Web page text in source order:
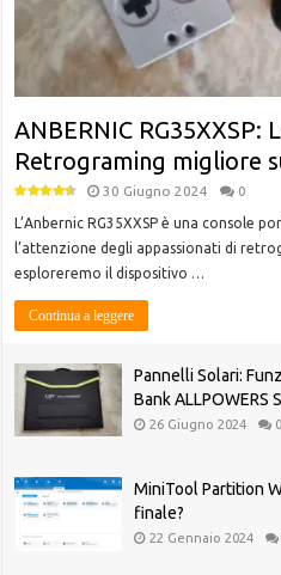
ANBERNIC
Retrograming migliore
30 Giugno 2024 0
L’Anbernic RG35XXSP è una console
l’attenzione degli appassionati di
esploreremo il dispositivo …
Continua a leggere
Pannelli Solari:
Bank ALLPOWERS
26 Giugno 2024 0
MiniTool Partition
finale?
22 Gennaio 2024